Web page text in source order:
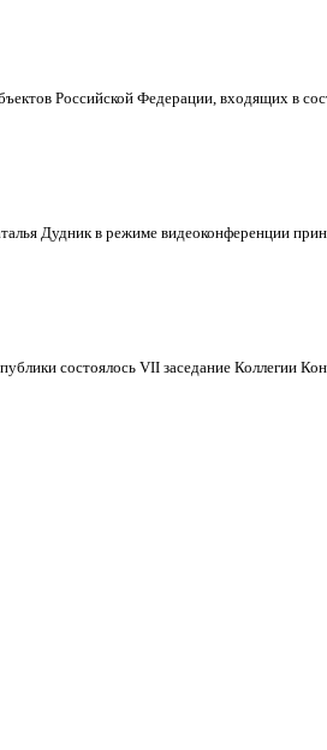
Российской Федерации, входящих в
Дудник в режиме видеоконференции
состоялось VII заседание Коллегии